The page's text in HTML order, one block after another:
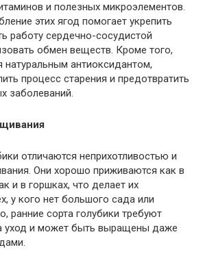
и полезных микроэлементов.
этих ягод помогает укрепить
работу сердечно-сосудистой
обмен веществ. Кроме того,
натуральным антиоксидантом,
процесс старения и предотвратить
заболеваний.
отличаются неприхотливостью и
Они хорошо приживаются как в
и в горшках, что делает их
у кого нет большого сада или
ранние сорта голубики требуют
уход и может быть выращены даже